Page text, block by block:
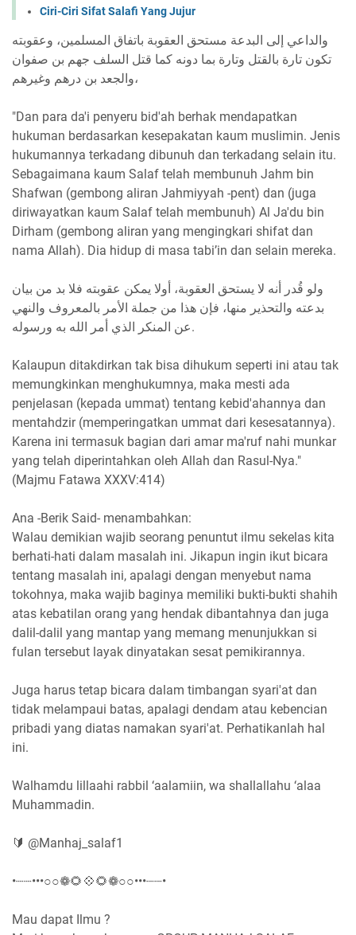
Ciri-Ciri Sifat Salafi Yang Jujur
والداعي إلى البدعة مستحق العقوبة باتفاق المسلمين، وعقوبته
تكون تارة بالقتل وتارة بما دونه كما قتل السلف جهم بن صفوان
والجعد بن درهم وغيرهم،
"Dan para da'i penyeru bid'ah berhak mendapatkan
hukuman berdasarkan kesepakatan kaum muslimin. Jenis
hukumannya terkadang dibunuh dan terkadang selain itu.
Sebagaimana kaum Salaf telah membunuh Jahm bin
Shafwan (gembong aliran Jahmiyyah -pent) dan (juga
diriwayatkan kaum Salaf telah membunuh) Al Ja'du bin
Dirham (gembong aliran yang mengingkari shifat dan
nama Allah). Dia hidup di masa tabi’in dan selain mereka.
ولو قُدر أنه لا يستحق العقوبة، أولا يمكن عقوبته فلا بد من بيان
بدعته والتحذير منها، فإن هذا من جملة الأمر بالمعروف والنهي
عن المنكر الذي أمر الله به ورسوله.
Kalaupun ditakdirkan tak bisa dihukum seperti ini atau tak
memungkinkan menghukumnya, maka mesti ada
penjelasan (kepada ummat) tentang kebid'ahannya dan
mentahdzir (memperingatkan ummat dari kesesatannya).
Karena ini termasuk bagian dari amar ma'ruf nahi munkar
yang telah diperintahkan oleh Allah dan Rasul-Nya."
(Majmu Fatawa XXXV:414)
Ana -Berik Said- menambahkan:
Walau demikian wajib seorang penuntut ilmu sekelas kita
berhati-hati dalam masalah ini. Jikapun ingin ikut bicara
tentang masalah ini, apalagi dengan menyebut nama
tokohnya, maka wajib baginya memiliki bukti-bukti shahih
atas kebatilan orang yang hendak dibantahnya dan juga
dalil-dalil yang mantap yang memang menunjukkan si
fulan tersebut layak dinyatakan sesat pemikirannya.
Juga harus tetap bicara dalam timbangan syari'at dan
tidak melampaui batas, apalagi dendam atau kebencian
pribadi yang diatas namakan syari'at. Perhatikanlah hal
ini.
Walhamdu lillaahi rabbil ‘aalamiin, wa shallallahu ‘alaa
Muhammadin.
🔰 @Manhaj_salaf1
•┈┈•••○○❁🌻💠🌻❁○○•••┈┈•
Mau dapat Ilmu ?